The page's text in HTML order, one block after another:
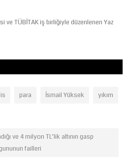
ve TÜBİTAK iş birliğiyle düzenlenen Yaz
para İsmail Yüksek yıkım
ve 4 milyon TL’lik altının gasp
failleri